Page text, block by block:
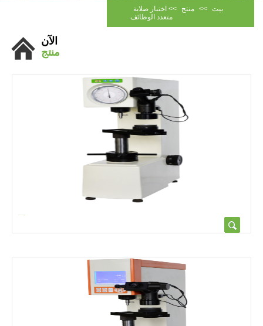
بيت >> منتج >> اختبار صلابة
متعدد الوظائف
الآن
منتج